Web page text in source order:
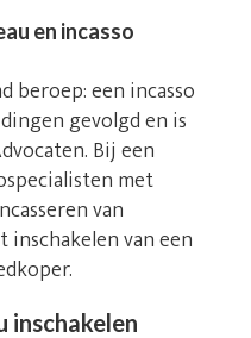
en incasso
beroep: een incasso
gevolgd en is
Bij een
met
van
van een
inschakelen